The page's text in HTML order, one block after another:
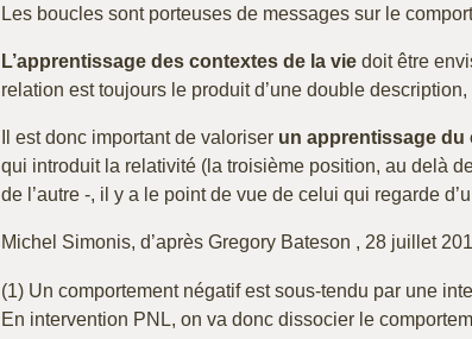
Les boucles sont porteuses de messages sur le
L’apprentissage des contextes de la vie doit être
relation est toujours le produit d’une double
Il est donc important de valoriser un apprentissage du
qui introduit la relativité (la troisième position, au delà
de l’autre -, il y a le point de vue de celui qui regarde
Michel Simonis, d’après Gregory Bateson , 28 juillet
(1) Un comportement négatif est sous-tendu par une
En intervention PNL, on va donc dissocier le